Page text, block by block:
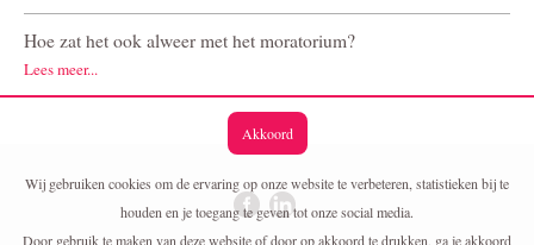
Hoe zat het ook alweer met het moratorium?
Lees meer...
Akkoord
Wij gebruiken cookies om de ervaring op onze website te verbeteren, statistieken bij te
houden en je toegang te geven tot onze social media.
Door gebruik te maken van deze website of door op akkoord te drukken, ga je akkoord